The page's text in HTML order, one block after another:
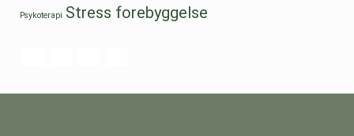
Psykoterapi Stress forebyggelse